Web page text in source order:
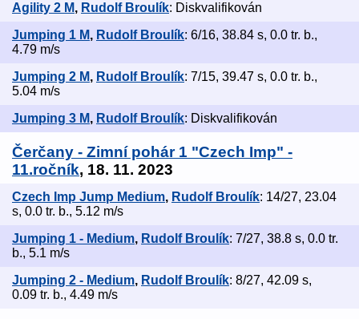
Agility 2 M, Rudolf Broulík: Diskvalifikován
Jumping 1 M, Rudolf Broulík: 6/16, 38.84 s, 0.0 tr. b.,
4.79 m/s
Jumping 2 M, Rudolf Broulík: 7/15, 39.47 s, 0.0 tr. b.,
5.04 m/s
Jumping 3 M, Rudolf Broulík: Diskvalifikován
Čerčany - Zimní pohár 1 "Czech Imp" -
11.ročník, 18. 11. 2023
Czech Imp Jump Medium, Rudolf Broulík: 14/27, 23.04
s, 0.0 tr. b., 5.12 m/s
Jumping 1 - Medium, Rudolf Broulík: 7/27, 38.8 s, 0.0 tr.
b., 5.1 m/s
Jumping 2 - Medium, Rudolf Broulík: 8/27, 42.09 s,
0.09 tr. b., 4.49 m/s